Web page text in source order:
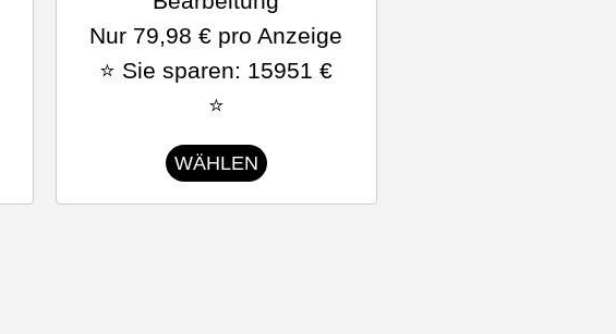
Nur 79,98 € pro Anzeige
⭐ Sie sparen: 15951 €
⭐
WÄHLEN